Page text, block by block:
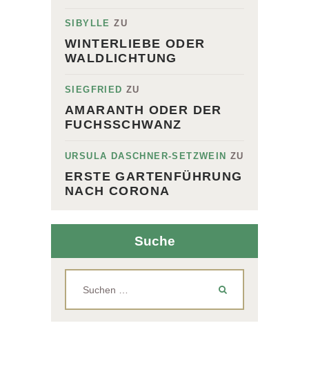
SIBYLLE ZU
WINTERLIEBE ODER
WALDLICHTUNG
SIEGFRIED ZU
AMARANTH ODER DER
FUCHSSCHWANZ
URSULA DASCHNER-SETZWEIN ZU
ERSTE GARTENFÜHRUNG
NACH CORONA
Suche
nach: